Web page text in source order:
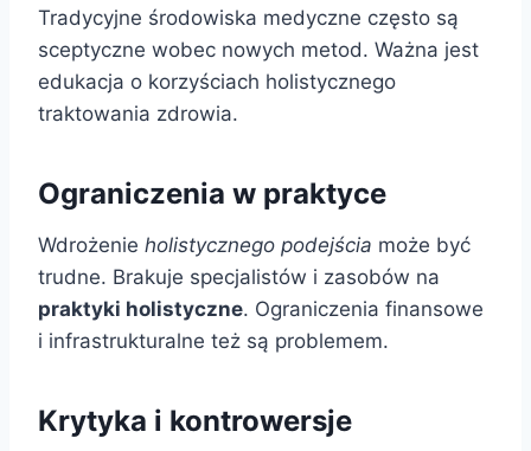
Tradycyjne środowiska medyczne często są
sceptyczne wobec nowych metod. Ważna jest
edukacja o korzyściach holistycznego
traktowania zdrowia.
Ograniczenia w praktyce
Wdrożenie holistycznego podejścia może być
trudne. Brakuje specjalistów i zasobów na
praktyki holistyczne. Ograniczenia finansowe
i infrastrukturalne też są problemem.
Krytyka i kontrowersje